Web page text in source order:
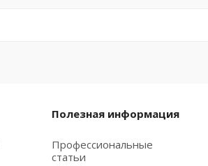
Полезная информация
Профессиональные
статьи